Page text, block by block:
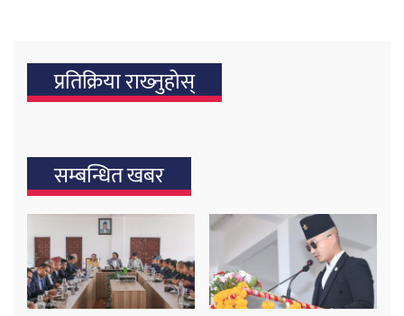
प्रतिक्रिया राख्‍नुहोस्
सम्बन्धित खबर